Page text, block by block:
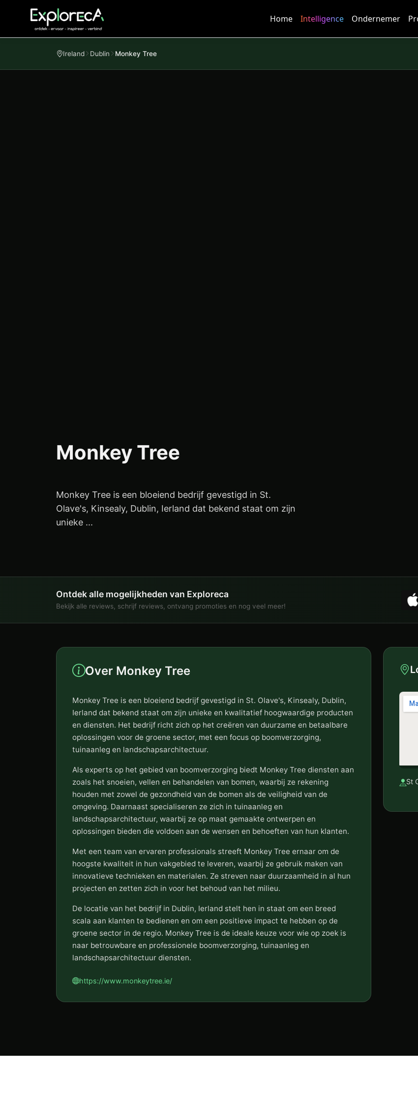
Home Intelligence Ondernemer
Ireland Dublin Monkey Tree
Monkey Tree
Monkey Tree is een bloeiend bedrijf gevestigd in St.
Olave's, Kinsealy, Dublin, Ierland dat bekend staat om zijn
unieke ...
Ontdek alle mogelijkheden van Exploreca
Bekijk alle reviews, schrijf reviews, ontvang promoties en nog veel meer!
Over Monkey Tree
Monkey Tree is een bloeiend bedrijf gevestigd in St. Olave's, Kinsealy, Dublin,
Ierland dat bekend staat om zijn unieke en kwalitatief hoogwaardige producten
en diensten. Het bedrijf richt zich op het creëren van duurzame en betaalbare
oplossingen voor de groene sector, met een focus op boomverzorging,
tuinaanleg en landschapsarchitectuur.
Als experts op het gebied van boomverzorging biedt Monkey Tree diensten aan
zoals het snoeien, vellen en behandelen van bomen, waarbij ze rekening
houden met zowel de gezondheid van de bomen als de veiligheid van de
omgeving. Daarnaast specialiseren ze zich in tuinaanleg en
landschapsarchitectuur, waarbij ze op maat gemaakte ontwerpen en
oplossingen bieden die voldoen aan de wensen en behoeften van hun klanten.
Met een team van ervaren professionals streeft Monkey Tree ernaar om de
hoogste kwaliteit in hun vakgebied te leveren, waarbij ze gebruik maken van
innovatieve technieken en materialen. Ze streven naar duurzaamheid in al hun
projecten en zetten zich in voor het behoud van het milieu.
De locatie van het bedrijf in Dublin, Ierland stelt hen in staat om een breed
scala aan klanten te bedienen en om een ​​positieve impact te hebben op de
groene sector in de regio. Monkey Tree is de ideale keuze voor wie op zoek is
naar betrouwbare en professionele boomverzorging, tuinaanleg en
landschapsarchitectuur diensten.
https://www.monkeytree.ie/
St